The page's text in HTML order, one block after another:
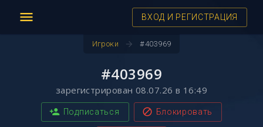
menu ВХОД И РЕГИСТРАЦИЯ
Игроки arrow_forward #403969
#403969
зарегистрирован 08.07.26 в 16:49
person_add Подписаться block Блокировать